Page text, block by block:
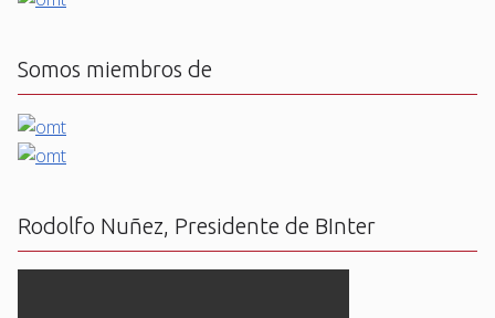
Somos miembros de
Rodolfo Nuñez, Presidente de BInter